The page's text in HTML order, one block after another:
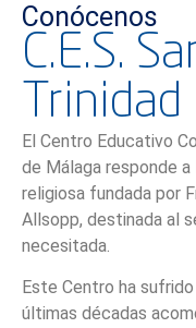
Conócenos
C.E.S.
Trinidad
El Centro Educativo
de Málaga responde
religiosa fundada por
Allsopp, destinada al
necesitada.
Este Centro ha
últimas décadas